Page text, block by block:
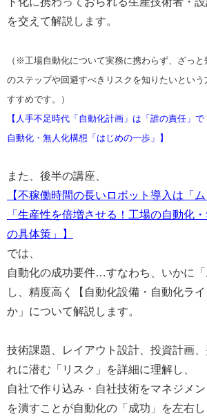
を交えて解説します。
（※工場自動化について実務に携わらず、ざっ
のステップや回避すべきリスクを知りたいとい
すすめです。）
【人手不足時代「自動化計画」は「誰の責任」
自動化・無人化構想「はじめの一歩」】
また、後半の講座、
【不稼働時間の長いロボット導入は「
「生産性を倍増させる！工場の自動化
の具体策」】
では、
自動化の成功要件…すなわち、いかに「
し、精度高く【自動化設備・自動化ラ
か」について解説します。
技術課題、レイアウト設計、投資計画
れに潜む「リスク」を詳細に理解し、
自社で作り込み・自社技術をマネジメ
を潰すことが自動化の「成功」を左右し